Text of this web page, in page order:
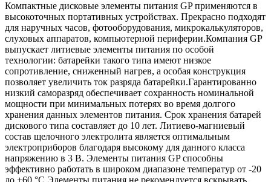
Компактные дисковые элементы питания GP применяются в
высокоточных портативных устройствах. Прекрасно подходят
для наручных часов, фотооборудования, микрокалькуляторов,
слуховых аппаратов, компьютерной периферии.Компания GP
выпускает литиевые элементы питания по особой
технологии: батарейки такого типа имеют низкое
сопротивление, сниженный нагрев, а особая конструкция
позволяет увеличить ток разряда батарейки.Гарантированно
низкий саморазряд обеспечивает сохранность номинальной
мощности при минимальных потерях во время долгого
хранения данных элементов питания. Срок хранения батарей
дискового типа составляет до 10 лет. Литиево-магниевый
состав щелочного электролита является оптимальным
электроприборов благодаря высокому для данного класса
напряжению в 3 В. Элементы питания GP способны
эффективно работать в широком диапазоне температур от -20